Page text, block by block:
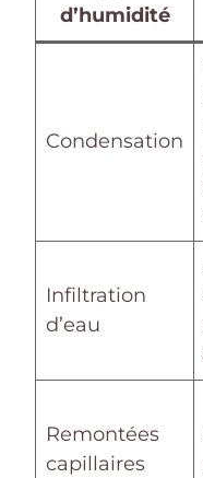
d’humidité
Condensation
Infiltration
d’eau
Remontées
capillaires